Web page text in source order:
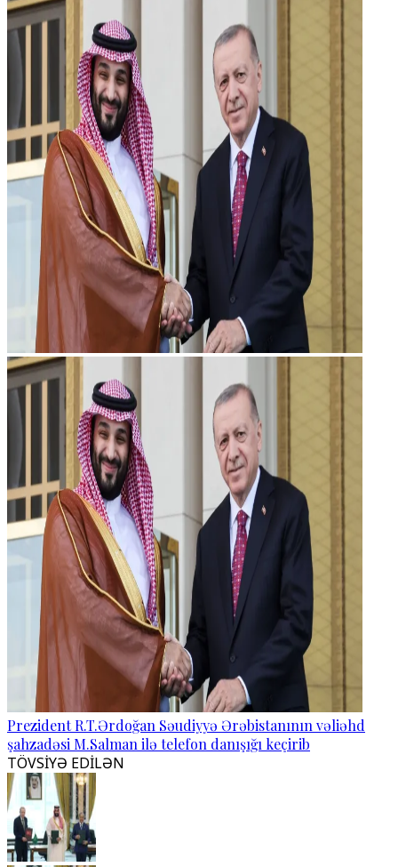
Prezident R.T.Ərdoğan Səudiyyə Ərəbistanının vəliəhd
şahzadəsi M.Salman ilə telefon danışığı keçirib
TÖVSİYƏ EDİLƏN